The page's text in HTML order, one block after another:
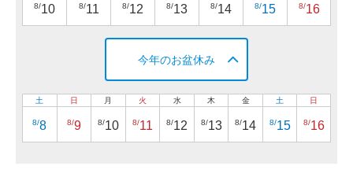
8/10 8/11 8/12 8/13 8/14 8/15 8/16
今年のお盆休み
土
8/8
日
8/9
月
8/10
火
8/11
水
8/12
木
8/13
金
8/14
土
8/15
日
8/16